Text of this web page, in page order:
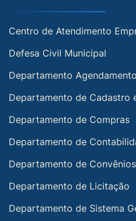
Centro de Atendimento
Defesa Civil Municipal
Departamento Agendamento
Departamento de Cadastro
Departamento de Compras
Departamento de
Departamento de Convênios
Departamento de Licitação
Departamento de Sistema